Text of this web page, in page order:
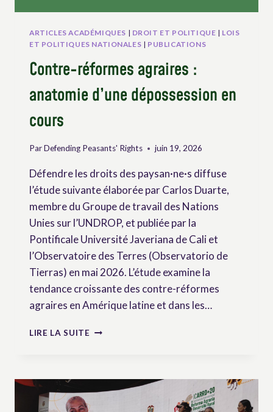
ARTICLES ACADÉMIQUES | DROIT ET POLITIQUE | LOIS
ET POLITIQUES NATIONALES | PUBLICATIONS
Contre-réformes agraires :
anatomie d’une dépossession en
cours
ParDefending Peasants' Rights juin 19, 2026
Défendre les droits des paysan·ne·s diffuse
l’étude suivante élaborée par Carlos Duarte,
membre du Groupe de travail des Nations
Unies sur l’UNDROP, et publiée par la
Pontificale Université Javeriana de Cali et
l’Observatoire des Terres (Observatorio de
Tierras) en mai 2026. L’étude examine la
tendance croissante des contre-réformes
agraires en Amérique latine et dans les…
LIRE LA SUITE CONTRE-
ANATOMIE
D’UNE
DÉPOSSESSION